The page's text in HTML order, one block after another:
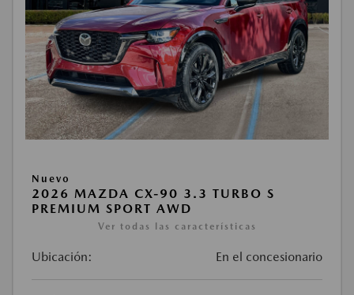
Nuevo
2026 MAZDA CX-90 3.3 TURBO S
PREMIUM SPORT AWD
Ver todas las características
Ubicación: En el concesionario